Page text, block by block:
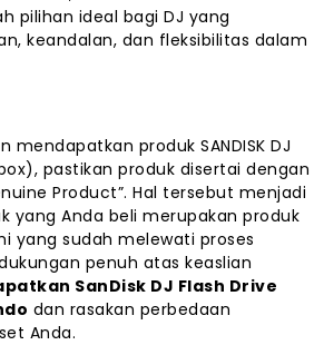
pilihan ideal bagi DJ yang
keandalan, dan fleksibilitas dalam
mendapatkan produk SANDISK DJ
pastikan produk disertai dengan
Product”. Hal tersebut menjadi
yang Anda beli merupakan produk
yang sudah melewati proses
penuh atas keaslian
SanDisk DJ Flash Drive
dan rasakan perbedaan
Anda.